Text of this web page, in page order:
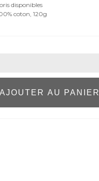
disponibles
coton, 120g
AJOUTER AU PANIER